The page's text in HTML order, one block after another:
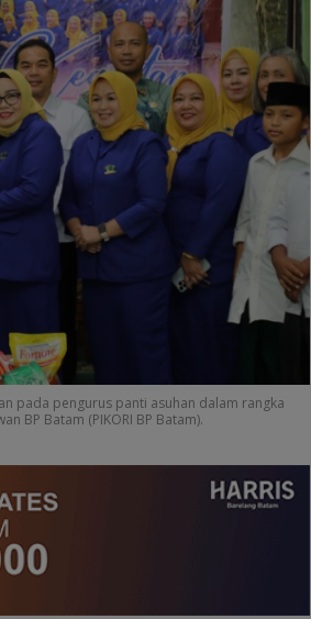
pada pengurus panti asuhan dalam rangka
BP Batam (PIKORI BP Batam).
Achmad
Buka Batam
2026, Buka
Muda
ke Level
Persiapan HUT ke-81
RI di Natuna Sudah 80
Persen, Libatkan TNI-